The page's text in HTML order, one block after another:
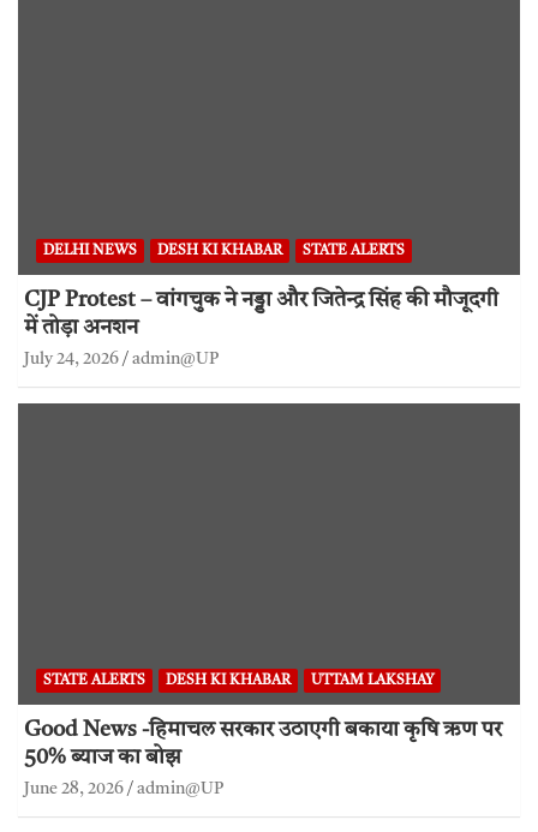
DELHI NEWS DESH KI KHABAR STATE ALERTS
CJP Protest – वांगचुक ने नड्डा और जितेन्द्र सिंह की मौजूदगी
में तोड़ा अनशन
July 24, 2026 admin@UP
STATE ALERTS DESH KI KHABAR UTTAM LAKSHAY
Good News -हिमाचल सरकार उठाएगी बकाया कृषि ऋण पर
50% ब्याज का बोझ
June 28, 2026 admin@UP